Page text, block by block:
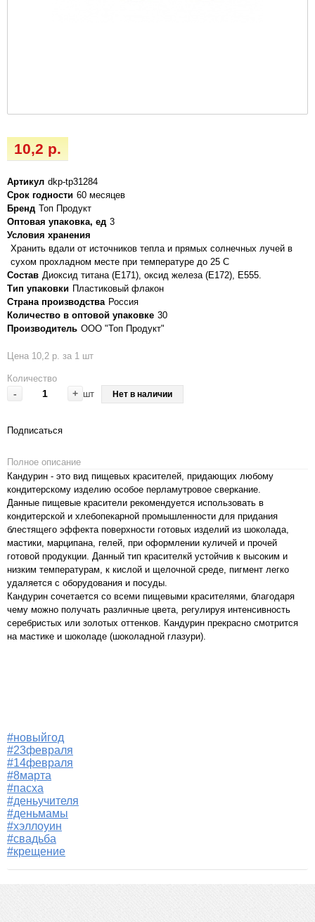
10,2 р.
Артикул dkp-tp31284
Срок годности 60 месяцев
Бренд Топ Продукт
Оптовая упаковка, ед 3
Условия хранения
Хранить вдали от источников тепла и прямых солнечных лучей в
сухом прохладном месте при температуре до 25 С
Состав Диоксид титана (Е171), оксид железа (Е172), E555.
Тип упаковки Пластиковый флакон
Страна производства Россия
Количество в оптовой упаковке 30
Производитель ООО "Топ Продукт"
Цена 10,2 р. за 1 шт
Количество
- + шт Нет в наличии
Подписаться
Полное описание
Кандурин - это вид пищевых красителей, придающих любому
кондитерскому изделию особое перламутровое сверкание.
Данные пищевые красители рекомендуется использовать в
кондитерской и хлебопекарной промышленности для придания
блестящего эффекта поверхности готовых изделий из шоколада,
мастики, марципана, гелей, при оформлении куличей и прочей
готовой продукции. Данный тип красителкй устойчив к высоким и
низким температурам, к кислой и щелочной среде, пигмент легко
удаляется с оборудования и посуды.
Кандурин сочетается со всеми пищевыми красителями, благодаря
чему можно получать различные цвета, регулируя интенсивность
серебристых или золотых оттенков. Кандурин прекрасно смотрится
на мастике и шоколаде (шоколадной глазури).
#новыйгод
#23февраля
#14февраля
#8марта
#пасха
#деньучителя
#деньмамы
#хэллоуин
#свадьба
#крещение